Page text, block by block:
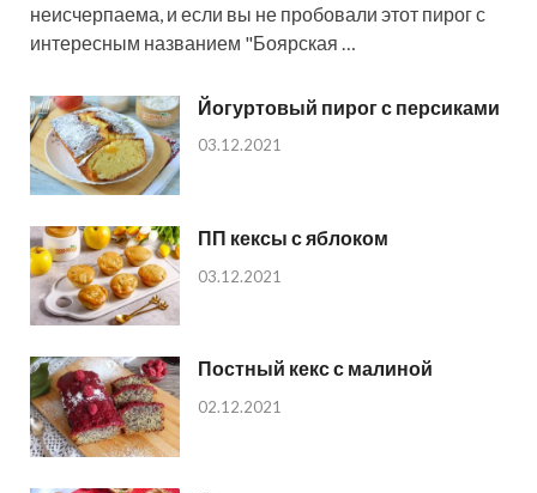
неисчерпаема, и если вы не пробовали этот пирог с
интересным названием "Боярская …
Йогуртовый пирог с персиками
03.12.2021
ПП кексы с яблоком
03.12.2021
Постный кекс с малиной
02.12.2021